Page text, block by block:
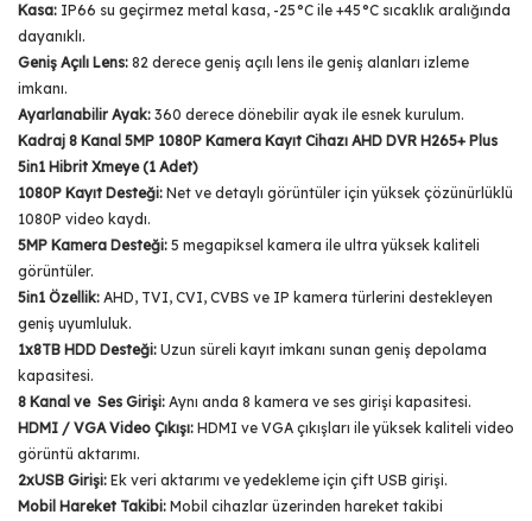
Kasa: IP66 su geçirmez metal kasa, -25°C ile +45°C sıcaklık aralığında
dayanıklı.
Geniş Açılı Lens: 82 derece geniş açılı lens ile geniş alanları izleme
imkanı.
Ayarlanabilir Ayak: 360 derece dönebilir ayak ile esnek kurulum.
Kadraj 8 Kanal 5MP 1080P Kamera Kayıt Cihazı AHD DVR H265+ Plus
5in1 Hibrit Xmeye (1 Adet)
1080P Kayıt Desteği: Net ve detaylı görüntüler için yüksek çözünürlüklü
1080P video kaydı.
5MP Kamera Desteği: 5 megapiksel kamera ile ultra yüksek kaliteli
görüntüler.
5in1 Özellik: AHD, TVI, CVI, CVBS ve IP kamera türlerini destekleyen
geniş uyumluluk.
1x8TB HDD Desteği: Uzun süreli kayıt imkanı sunan geniş depolama
kapasitesi.
8 Kanal ve Ses Girişi: Aynı anda 8 kamera ve ses girişi kapasitesi.
HDMI / VGA Video Çıkışı: HDMI ve VGA çıkışları ile yüksek kaliteli video
görüntü aktarımı.
2xUSB Girişi: Ek veri aktarımı ve yedekleme için çift USB girişi.
Mobil Hareket Takibi: Mobil cihazlar üzerinden hareket takibi